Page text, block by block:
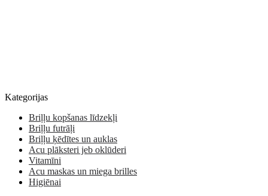
Kategorijas
Briļļu kopšanas līdzekļi
Briļļu futrāļi
Briļļu ķēdītes un auklas
Acu plāksteri jeb oklūderi
Vitamīni
Acu maskas un miega brilles
Higiēnai